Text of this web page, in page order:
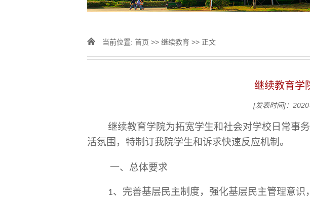
当前位置: 首页 >> 继续教育 >> 正文
继续教育学
[发表时间]：
继续教育学院为拓宽学生和社会对学校 日常事
活氛围，特制订我院学生和诉求快速反应机制。
一、总体要求
1、完善基层民主制度，强化基层民主管理意识